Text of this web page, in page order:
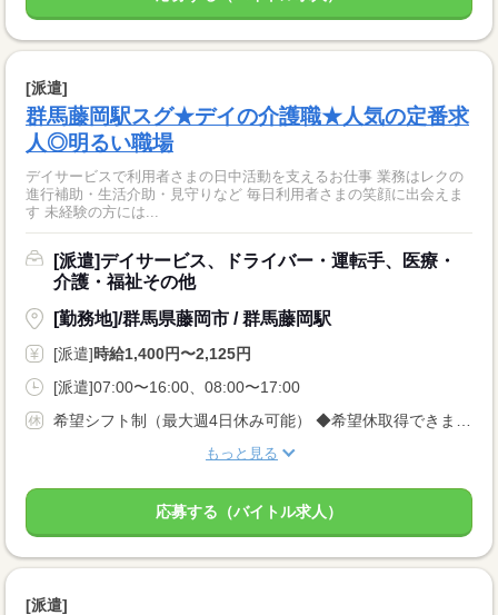
[派遣]
群馬藤岡駅スグ★デイの介護職★人気の定番求
人◎明るい職場
デイサービスで利用者さまの日中活動を支えるお仕事 業務はレクの
進行補助・生活介助・見守りなど 毎日利用者さまの笑顔に出会えま
す 未経験の方には...
[派遣]デイサービス、ドライバー・運転手、医療・
介護・福祉その他
[勤務地]/群馬県藤岡市 / 群馬藤岡駅
[派遣]時給1,400円〜2,125円
[派遣]07:00〜16:00、08:00〜17:00
もっと見る
応募する（バイトル求人）
[派遣]